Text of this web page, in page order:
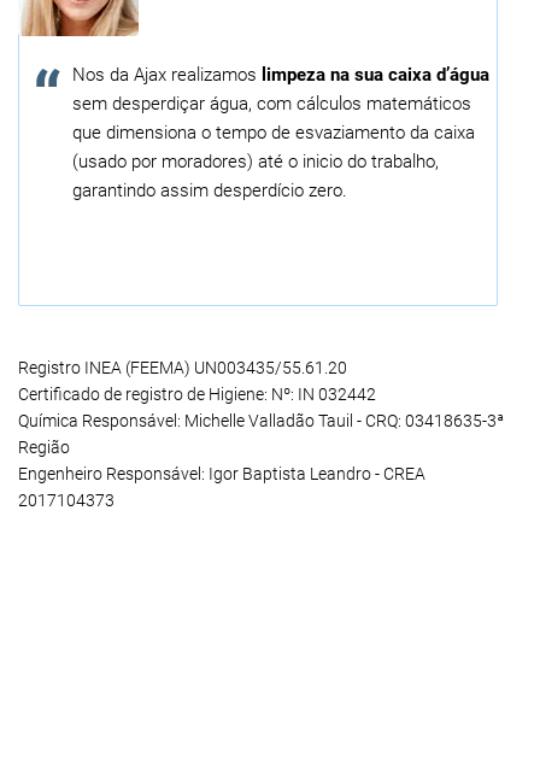
Nos da Ajax realizamos limpeza na sua caixa d’água
sem desperdiçar água, com cálculos matemáticos
que dimensiona o tempo de esvaziamento da caixa
(usado por moradores) até o inicio do trabalho,
garantindo assim desperdício zero.
Registro INEA (FEEMA) UN003435/55.61.20
Certificado de registro de Higiene: Nº: IN 032442
Química Responsável: Michelle Valladão Tauil - CRQ: 03418635-3ª
Região
Engenheiro Responsável: Igor Baptista Leandro - CREA
2017104373